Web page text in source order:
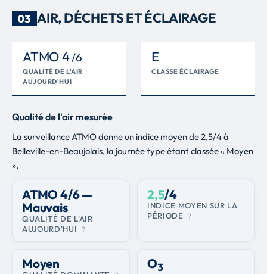
15 Senecon sud-africain
Senecio inaequidens
Phoenicurus phoenicurus
Agrion élégant
Ischnura elegans
Agrion à Larges Pattes
Platycnemis pennipes
32 obs.
Carduelis carduelis
30 obs.
Faucon crécerelle
Falco tinnunculus
22 Héron cendré
Ardea cinerea
Garrulus glandarius
03 AIR, DÉCHETS ET ÉCLAIRAGE
ATMO 4/6
QUALITÉ DE L'AIR
AUJOURD'HUI
E
CLASSE ÉCLAIRAGE
Qualité de l'air mesurée
La surveillance ATMO donne un indice moyen de 2,5/4 à
Belleville-en-Beaujolais, la journée type étant classée « Moyen
».
ATMO 4/6 —
Mauvais
QUALITÉ DE L'AIR
AUJOURD'HUI
?
2,5/4
INDICE MOYEN SUR LA
PÉRIODE
?
Moyen O3